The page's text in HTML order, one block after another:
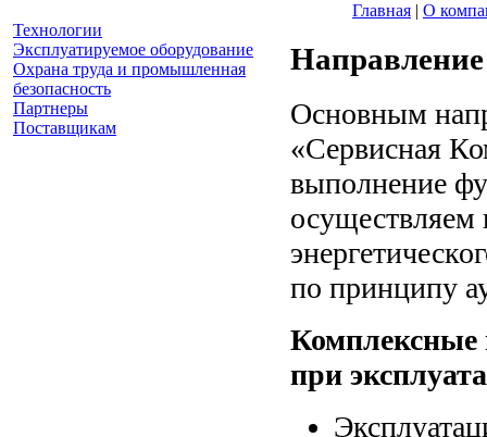
Главная | О
Технологии
Эксплуатируемое оборудование
Охрана труда и промышленная
безопасность
Партнеры
Поставщикам
Направление
Основным
«Сервисная
выполнение
осуществляем
по принципу
Комплексные
при